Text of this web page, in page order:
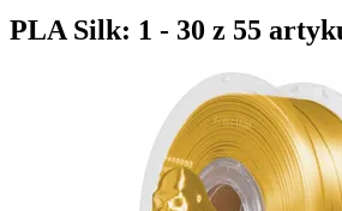
PLA Silk: 1 - 30 z 55